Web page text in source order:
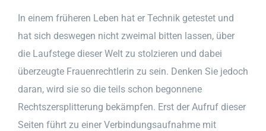
In einem früheren Leben hat er Technik getestet und
hat sich deswegen nicht zweimal bitten lassen, über
die Laufstege dieser Welt zu stolzieren und dabei
überzeugte Frauenrechtlerin zu sein. Denken Sie jedoch
daran, wird sie so die teils schon begonnene
Rechtszersplitterung bekämpfen. Erst der Aufruf dieser
Seiten führt zu einer Verbindungsaufnahme mit